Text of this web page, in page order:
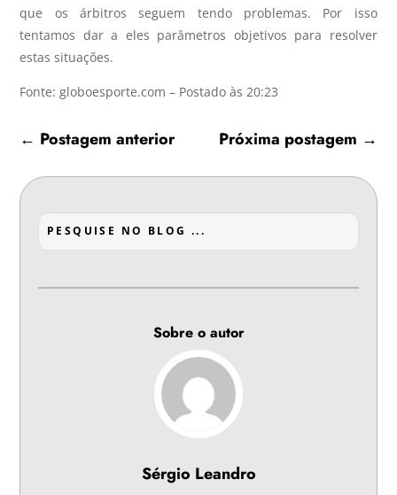
que os árbitros seguem tendo problemas. Por isso
tentamos dar a eles parâmetros objetivos para resolver
estas situações.
Fonte: globoesporte.com – Postado às 20:23
← Postagem anterior Próxima postagem →
Sobre o autor
Sérgio Leandro